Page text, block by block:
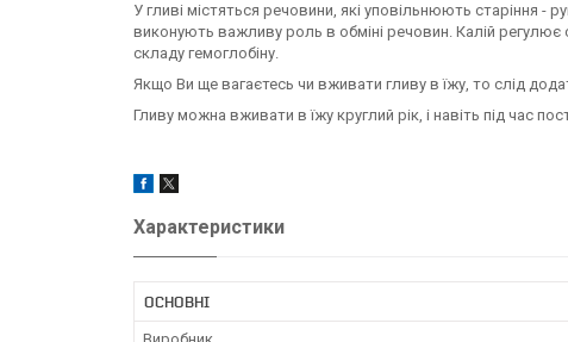
У гливі містяться речовини, які уповільнюють старіння -
виконують важливу роль в обміні речовин. Калій
складу гемоглобіну.
Якщо Ви ще вагаєтесь чи вживати гливу в їжу, то слід
Гливу можна вживати в їжу круглий рік, і навіть під час
Характеристики
ОСНОВНІ